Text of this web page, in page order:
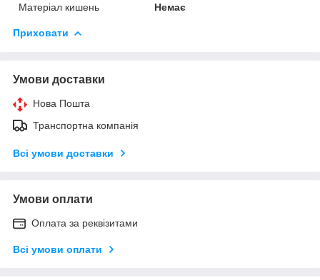
Матеріал кишень
Немає
Приховати
Умови доставки
Нова Пошта
Транспортна компанія
Всі умови доставки
Умови оплати
Оплата за реквізитами
Всі умови оплати